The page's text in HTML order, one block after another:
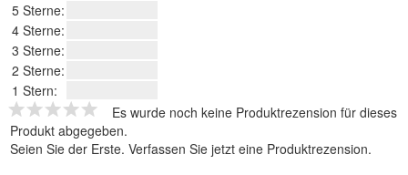
5 Sterne:
4 Sterne:
3 Sterne:
2 Sterne:
1 Stern:
Es wurde noch keine Produktrezension für dieses
Produkt abgegeben.
Seien Sie der Erste. Verfassen Sie jetzt eine Produktrezension.